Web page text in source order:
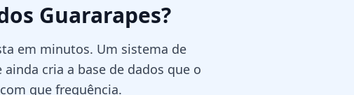
Guararapes?
em minutos. Um sistema de
cria a base de dados que o
que frequência.